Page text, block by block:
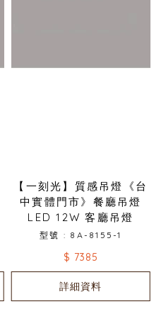
【一刻光】質感吊燈《台
中實體門市》餐廳吊燈
LED 12W 客廳吊燈
型號 : 8A-8155-1
$ 7385
詳細資料